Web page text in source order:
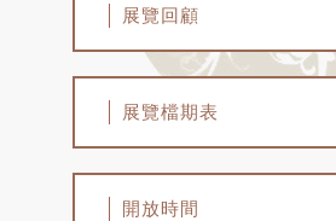
展覽回顧
展覽檔期表
開放時間